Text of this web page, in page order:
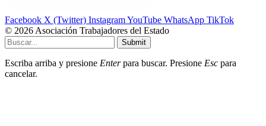
Facebook X (Twitter) InstagramYouTube WhatsApp TikTok
© 2026 Asociación Trabajadores del Estado
Submit
Escriba arriba y presione Enterpara buscar. Presione Esc para
cancelar.